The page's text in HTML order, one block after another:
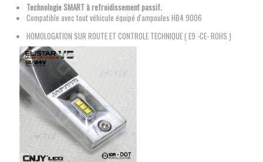
Technologie SMART à refroidissement passif.
Compatible avec tout véhicule équipé d'ampoules HB4 9006
HOMOLOGATION SUR ROUTE ET CONTROLE TECHNIQUE ( E9 -CE- ROHS )